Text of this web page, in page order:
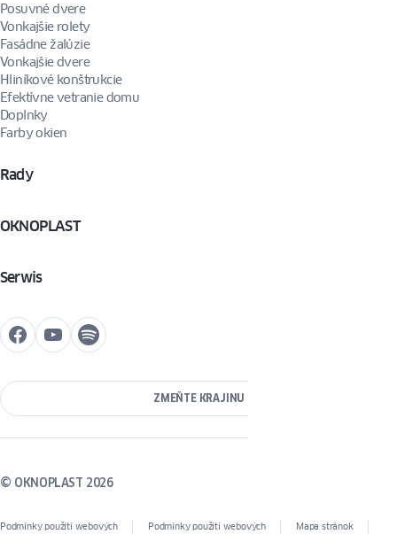
Posuvné dvere
Vonkajšie rolety
Fasádne žalúzie
Vonkajšie dvere
Hliníkové konštrukcie
Efektívne vetranie domu
Doplnky
Farby okien
Rady
OKNOPLAST
Serwis
ZMEŇTE KRAJINU
© OKNOPLAST 2026
Podmínky použití webových Podmínky použití webových Mapa stránok